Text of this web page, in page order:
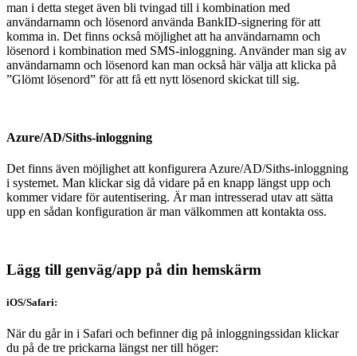
man i detta steget även bli tvingad till i kombination med
användarnamn och lösenord använda BankID-signering för att
komma in. Det finns också möjlighet att ha användarnamn och
lösenord i kombination med SMS-inloggning. Använder man sig av
användarnamn och lösenord kan man också här välja att klicka på
”Glömt lösenord” för att få ett nytt lösenord skickat till sig.
Azure/AD/Siths-inloggning
Det finns även möjlighet att konfigurera Azure/AD/Siths-inloggning
i systemet. Man klickar sig då vidare på en knapp längst upp och
kommer vidare för autentisering. Är man intresserad utav att sätta
upp en sådan konfiguration är man välkommen att kontakta oss.
Lägg till genväg/app på din hemskärm
iOS/Safari:
När du går in i Safari och befinner dig på inloggningssidan klickar
du på de tre prickarna längst ner till höger: